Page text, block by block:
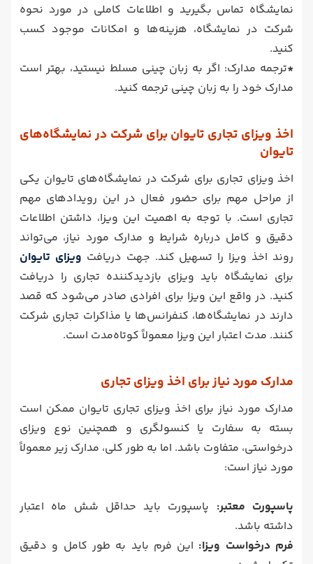
نمایشگاه تماس بگیرید و اطلاعات کاملی در مورد نحوه
شرکت در نمایشگاه، هزینه‌ها و امکانات موجود کسب
کنید.
*ترجمه مدارک: اگر به زبان چینی مسلط نیستید، بهتر است
مدارک خود را به زبان چینی ترجمه کنید.
اخذ ویزای تجاری تایوان برای شرکت در نمایشگاه‌های
تایوان
اخذ ویزای تجاری برای شرکت در نمایشگاه‌های تایوان یکی
از مراحل مهم برای حضور فعال در این رویدادهای مهم
تجاری است. با توجه به اهمیت این ویزا، داشتن اطلاعات
دقیق و کامل درباره شرایط و مدارک مورد نیاز، می‌تواند
روند اخذ ویزا را تسهیل کند. جهت دریافت ویزای تایوان
برای نمایشگاه باید ویزای بازدیدکننده تجاری را دریافت
کنید. در واقع این ویزا برای افرادی صادر می‌شود که قصد
دارند در نمایشگاه‌ها، کنفرانس‌ها یا مذاکرات تجاری شرکت
کنند. مدت اعتبار این ویزا معمولاً کوتاه‌مدت است.
مدارک مورد نیاز برای اخذ ویزای تجاری
مدارک مورد نیاز برای اخذ ویزای تجاری تایوان ممکن است
بسته به سفارت یا کنسولگری و همچنین نوع ویزای
درخواستی، متفاوت باشد. اما به طور کلی، مدارک زیر معمولاً
مورد نیاز است:
پاسپورت معتبر: پاسپورت باید حداقل شش ماه اعتبار
داشته باشد.
فرم درخواست ویزا: این فرم باید به طور کامل و دقیق